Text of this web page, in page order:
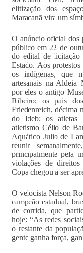
elitização dos
Maracanã vira um
O anúncio oficial dos
público em 22 de
do edital de licitação
Estado. Aos
os indígenas, que
artesanais na Aldeia
por eles o antigo
Ribeiro; os pais
Friedenreich, décima
do Ideb; os atletas
atletismo Célio de
Aquático Julio de
reunir
principalmente pela
violações de direitos
Copa chegou a ser
O velocista Nelson
campeão estadual,
de corrida, que
hoje: “As redes
o restante da
gente ganha força,